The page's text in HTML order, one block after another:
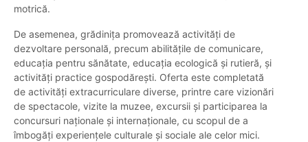
motrică.
De asemenea, grădinița promovează activități de
dezvoltare personală, precum abilitățile de comunicare,
educația pentru sănătate, educația ecologică și rutieră, și
activități practice gospodărești. Oferta este completată
de activități extracurriculare diverse, printre care vizionări
de spectacole, vizite la muzee, excursii și participarea la
concursuri naționale și internaționale, cu scopul de a
îmbogăți experiențele culturale și sociale ale celor mici.